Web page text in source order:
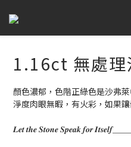
1.16ct 無處理
顏色濃郁，色階正綠色是沙弗
淨度肉眼無暇，有火彩，如果
𝑳𝒆𝒕 𝒕𝒉𝒆 𝑺𝒕𝒐𝒏𝒆 𝑺𝒑𝒆𝒂𝒌 𝒇𝒐𝒓 𝑰𝒕𝒔𝒆𝒍𝒇＿